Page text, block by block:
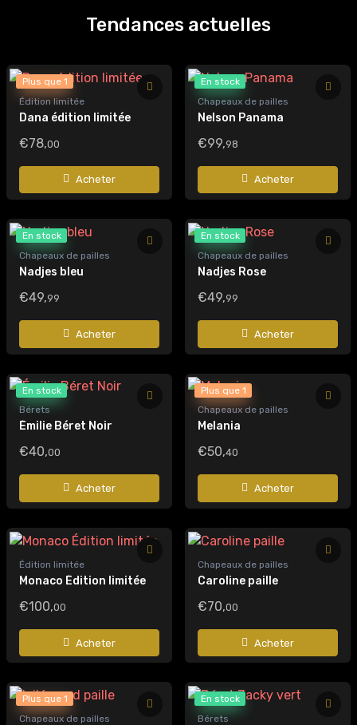
Tendances actuelles
Plus que 1
Édition limitée
Dana édition limitée
€78,00
Acheter
En stock
Chapeaux de pailles
Nelson Panama
€99,98
Acheter
En stock
Chapeaux de pailles
Nadjes bleu
€49,99
Acheter
En stock
Chapeaux de pailles
Nadjes Rose
€49,99
Acheter
En stock
Bérets
Émilie Béret Noir
€40,00
Acheter
Plus que 1
Chapeaux de pailles
Melania
€50,40
Acheter
Édition limitée
Monaco Édition limitée
€100,00
Acheter
Chapeaux de pailles
Caroline paille
€70,00
Acheter
Plus que 1
Chapeaux de pailles
En stock
Bérets